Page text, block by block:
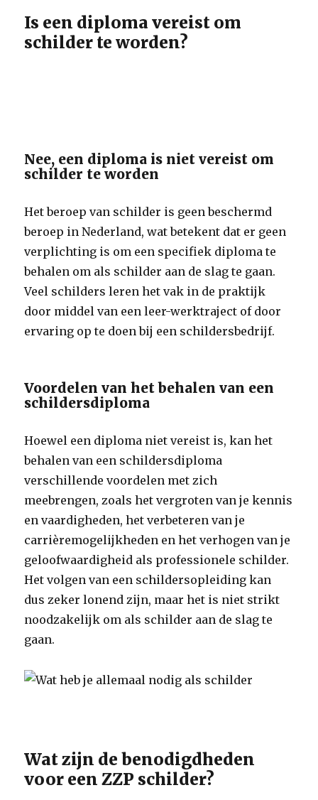
Is een diploma vereist om
schilder te worden?
Nee, een diploma is niet vereist om
schilder te worden
Het beroep van schilder is geen beschermd
beroep in Nederland, wat betekent dat er geen
verplichting is om een specifiek diploma te
behalen om als schilder aan de slag te gaan.
Veel schilders leren het vak in de praktijk
door middel van een leer-werktraject of door
ervaring op te doen bij een schildersbedrijf.
Voordelen van het behalen van een
schildersdiploma
Hoewel een diploma niet vereist is, kan het
behalen van een schildersdiploma
verschillende voordelen met zich
meebrengen, zoals het vergroten van je kennis
en vaardigheden, het verbeteren van je
carrièremogelijkheden en het verhogen van je
geloofwaardigheid als professionele schilder.
Het volgen van een schildersopleiding kan
dus zeker lonend zijn, maar het is niet strikt
noodzakelijk om als schilder aan de slag te
gaan.
Wat zijn de benodigdheden
voor een ZZP schilder?